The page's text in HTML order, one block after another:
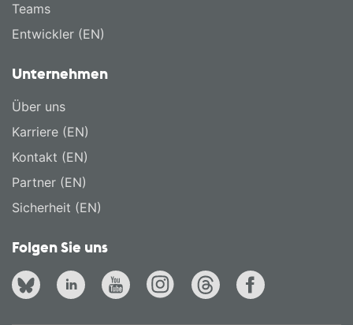
Teams
Entwickler (EN)
Unternehmen
Über uns
Karriere (EN)
Kontakt (EN)
Partner (EN)
Sicherheit (EN)
Folgen Sie uns